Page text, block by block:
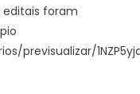
editais foram
previsualizar/